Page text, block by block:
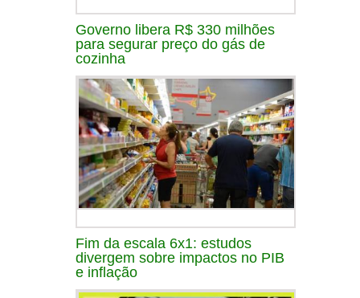
Governo libera R$ 330 milhões
para segurar preço do gás de
cozinha
Fim da escala 6x1: estudos
divergem sobre impactos no PIB
e inflação